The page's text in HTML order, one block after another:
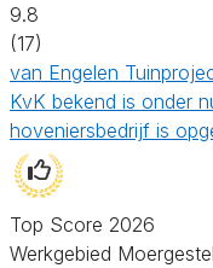
9.8
(17)
van Engelen
KvK bekend is onder
hoveniersbedrijf is
Top Score 2026
Werkgebied Moergestel